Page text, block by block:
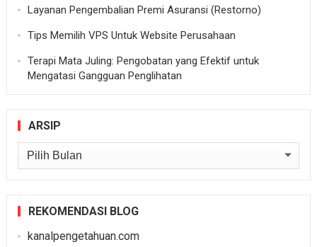
Layanan Pengembalian Premi Asuransi (Restorno)
Tips Memilih VPS Untuk Website Perusahaan
Terapi Mata Juling: Pengobatan yang Efektif untuk
Mengatasi Gangguan Penglihatan
ARSIP
Arsip
REKOMENDASI BLOG
kanalpengetahuan.com